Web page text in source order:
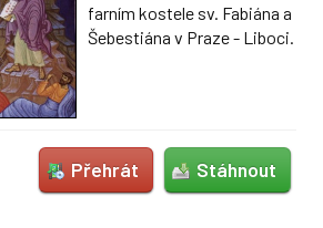
farním kostele sv. Fabiána a
Šebestiána v Praze - Liboci.
Stáhnout
Přehrát